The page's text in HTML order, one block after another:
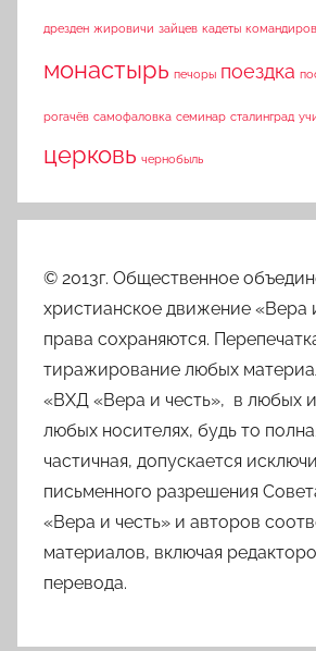
дрезден жировичи зайцев кадеты
монастырь печоры поездка
рогачёв самофаловка семинар сталинград
церковь чернобыль
© 2013г. Общественное
христианское движение «Вера
права сохраняются.
тиражирование любых
«ВХД «Вера и честь», в любых
любых носителях, будь то
частичная, допускается
письменного разрешения
«Вера и честь» и авторов
материалов, включая
перевода.